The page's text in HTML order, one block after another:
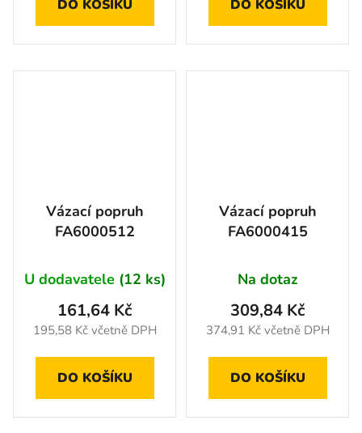
DO KOŠÍKU DO KOŠÍKU
Vázací popruh
FA6000512
U dodavatele (12 ks)
195,58 Kč včetně DPH
161,64 Kč
DO KOŠÍKU
Vázací popruh
FA6000415
Na dotaz
374,91 Kč včetně DPH
309,84 Kč
DO KOŠÍKU